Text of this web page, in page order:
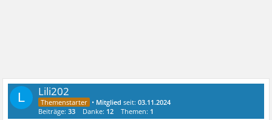
L Lili202
• Mitglied seit:03.11.2024
Beiträge:33 Danke: 12 Themen: 1